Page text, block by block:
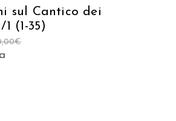
sul Cantico dei
(1-35)
€